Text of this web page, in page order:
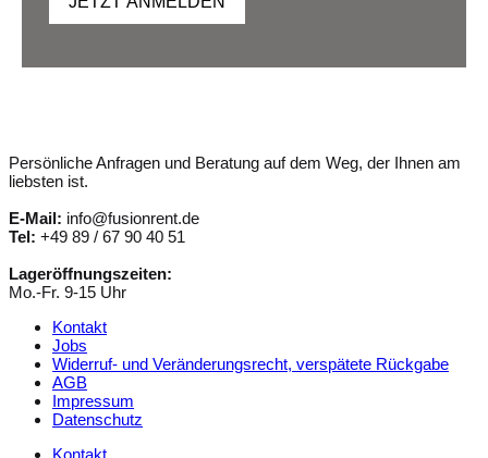
Persönliche Anfragen und Beratung auf dem Weg, der Ihnen am
liebsten ist.
E-Mail: info@fusionrent.de
Tel: +49 89 / 67 90 40 51
Lageröffnungszeiten:
Mo.-Fr. 9-15 Uhr
Kontakt
Jobs
Widerruf- und Veränderungsrecht, verspätete Rückgabe
AGB
Impressum
Datenschutz
Kontakt